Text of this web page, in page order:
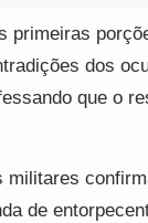
primeiras
dos
que o
militares
de